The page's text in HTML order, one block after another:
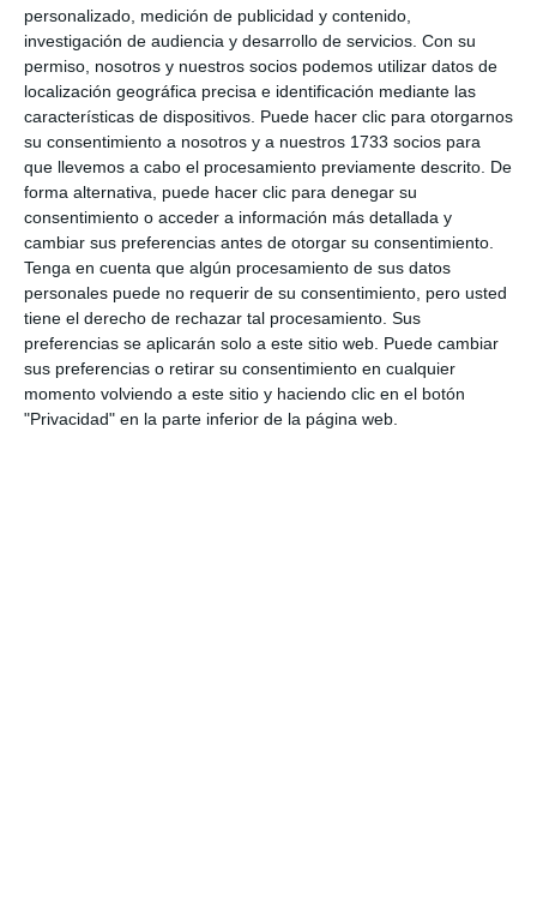
personalizado, medición de publicidad y contenido,
investigación de audiencia y desarrollo de servicios. Con su
permiso, nosotros y nuestros socios podemos utilizar datos de
localización geográfica precisa e identificación mediante las
características de dispositivos. Puede hacer clic para otorgarnos
su consentimiento a nosotros y a nuestros 1733 socios para
que llevemos a cabo el procesamiento previamente descrito. De
forma alternativa, puede hacer clic para denegar su
consentimiento o acceder a información más detallada y
cambiar sus preferencias antes de otorgar su consentimiento.
Tenga en cuenta que algún procesamiento de sus datos
personales puede no requerir de su consentimiento, pero usted
tiene el derecho de rechazar tal procesamiento. Sus
preferencias se aplicarán solo a este sitio web. Puede cambiar
sus preferencias o retirar su consentimiento en cualquier
momento volviendo a este sitio y haciendo clic en el botón
"Privacidad" en la parte inferior de la página web.